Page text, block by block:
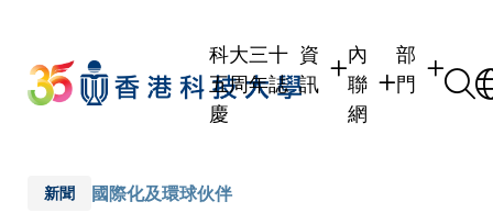
main
content
科大三十
五周年誌
慶
資
訊
內
聯
網
部
門
新聞 國際化及環球伙伴